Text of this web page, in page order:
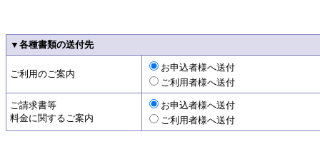
▼各種書類の送付先
ご利用のご案内
お申込者様へ送付
ご利用者様へ送付
ご請求書等
料金に関するご案内
お申込者様へ送付
ご利用者様へ送付